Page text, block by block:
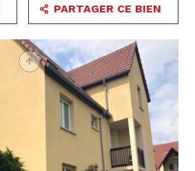
PARTAGER CE BIEN